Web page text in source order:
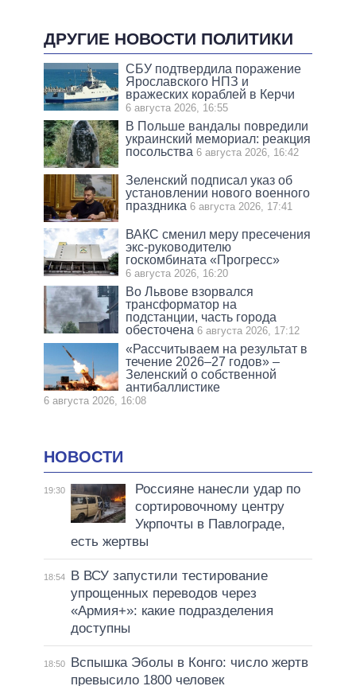
ДРУГИЕ НОВОСТИ ПОЛИТИКИ
СБУ подтвердила поражение
Ярославского НПЗ и
вражеских кораблей в Керчи
6 августа 2026, 16:55
В Польше вандалы повредили
украинский мемориал: реакция
посольства 6 августа 2026, 16:42
Зеленский подписал указ об
установлении нового военного
праздника 6 августа 2026, 17:41
ВАКС сменил меру пресечения
экс-руководителю
госкомбината «Прогресс»
6 августа 2026, 16:20
Во Львове взорвался
трансформатор на
подстанции, часть города
обесточена 6 августа 2026, 17:12
«Рассчитываем на результат в
течение 2026–27 годов» –
Зеленский о собственной
антибаллистике
6 августа 2026, 16:08
НОВОСТИ
19:30
Россияне нанесли удар по
сортировочному центру
Укрпочты в Павлограде,
есть жертвы
18:54
В ВСУ запустили тестирование
упрощенных переводов через
«Армия+»: какие подразделения
доступны
18:50
Вспышка Эболы в Конго: число жертв
превысило 1800 человек